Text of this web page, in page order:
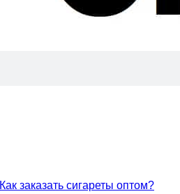
Как заказать сигареты оптом?